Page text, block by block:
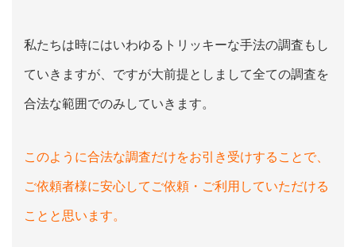
私たちは時にはいわゆるトリッキーな手法の調査もし
ていきますが、ですが大前提としまして全ての調査を
合法な範囲でのみしていきます。
このように合法な調査だけをお引き受けすることで、
ご依頼者様に安心してご依頼・ご利用していただける
ことと思います。